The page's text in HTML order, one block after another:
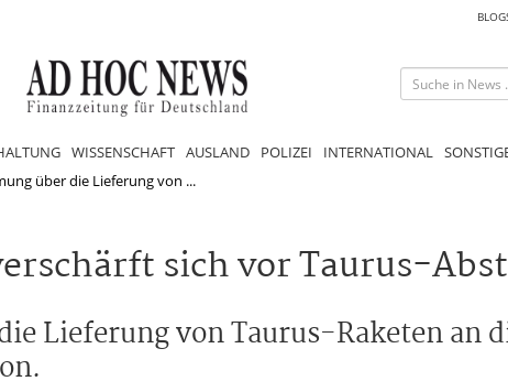
WISSENSCHAFT AUSLAND POLIZEI INTERNATIONAL
über die Lieferung von ...
sich vor Taurus-
Lieferung von Taurus-Raketen an